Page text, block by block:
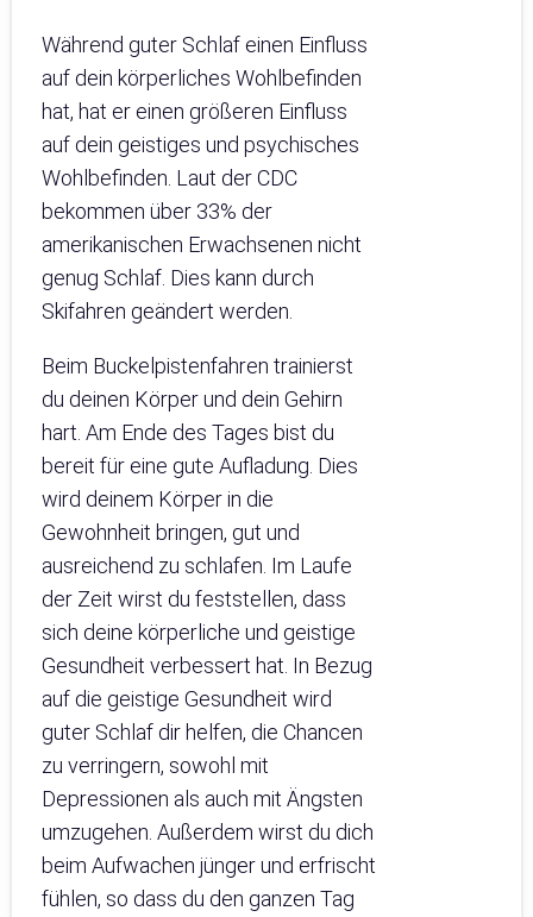
Während guter Schlaf einen Einfluss
auf dein körperliches Wohlbefinden
hat, hat er einen größeren Einfluss
auf dein geistiges und psychisches
Wohlbefinden. Laut der CDC
bekommen über 33% der
amerikanischen Erwachsenen nicht
genug Schlaf. Dies kann durch
Skifahren geändert werden.
Beim Buckelpistenfahren trainierst
du deinen Körper und dein Gehirn
hart. Am Ende des Tages bist du
bereit für eine gute Aufladung. Dies
wird deinem Körper in die
Gewohnheit bringen, gut und
ausreichend zu schlafen. Im Laufe
der Zeit wirst du feststellen, dass
sich deine körperliche und geistige
Gesundheit verbessert hat. In Bezug
auf die geistige Gesundheit wird
guter Schlaf dir helfen, die Chancen
zu verringern, sowohl mit
Depressionen als auch mit Ängsten
umzugehen. Außerdem wirst du dich
beim Aufwachen jünger und erfrischt
fühlen, so dass du den ganzen Tag